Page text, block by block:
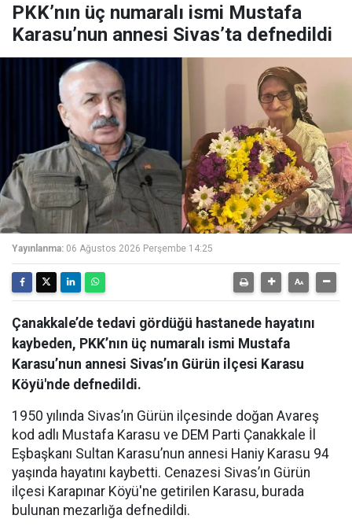
PKK’nın üç numaralı ismi Mustafa
Karasu’nun annesi Sivas’ta defnedildi
Yayınlanma: 06 Ağustos 2026 Perşembe 14:25
Çanakkale’de tedavi gördüğü hastanede hayatını
kaybeden, PKK’nın üç numaralı ismi Mustafa
Karasu’nun annesi Sivas’ın Gürün ilçesi Karasu
Köyü'nde defnedildi.
1950 yılında Sivas’ın Gürün ilçesinde doğan Avareş
kod adlı Mustafa Karasu ve DEM Parti Çanakkale İl
Eşbaşkanı Sultan Karasu’nun annesi Haniy Karasu 94
yaşında hayatını kaybetti. Cenazesi Sivas’ın Gürün
ilçesi Karapınar Köyü'ne getirilen Karasu, burada
bulunan mezarlığa defnedildi.